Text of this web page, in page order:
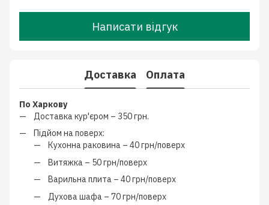
Написати відгук
Доставка Оплата
По Харкову
Доставка кур'єром – 350 грн.
Підйом на поверх:
Кухонна раковина – 40 грн/поверх
Витяжка – 50 грн/поверх
Варильна плита – 40 грн/поверх
Духова шафа – 70 грн/поверх